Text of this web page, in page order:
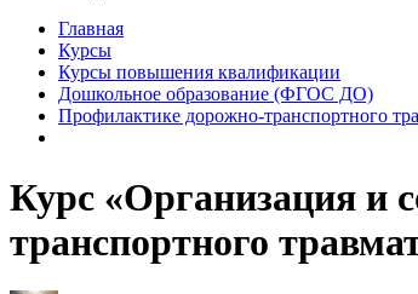
Главная
Курсы
Курсы повышения квалификации
Дошкольное образование (ФГОС ДО)
Профилактике дорожно-транспортного
Курс «Организация и
транспортного